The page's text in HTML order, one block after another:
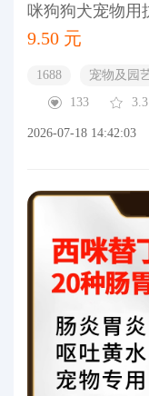
咪狗狗犬宠物用
9.50 元
1688 宠物及园
133
3.3
2026-07-18 14:42:03